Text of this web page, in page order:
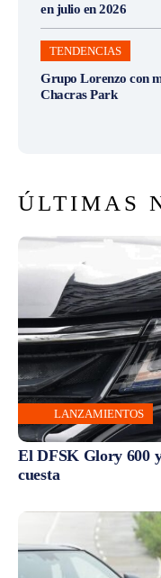
en julio en 2026
TENDENCIAS
Grupo Lorenzo con
Chacras Park
ÚLTIMAS
LANZAMIENTOS
El DFSK Glory 600
cuesta